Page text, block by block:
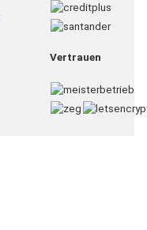
Vertrauen